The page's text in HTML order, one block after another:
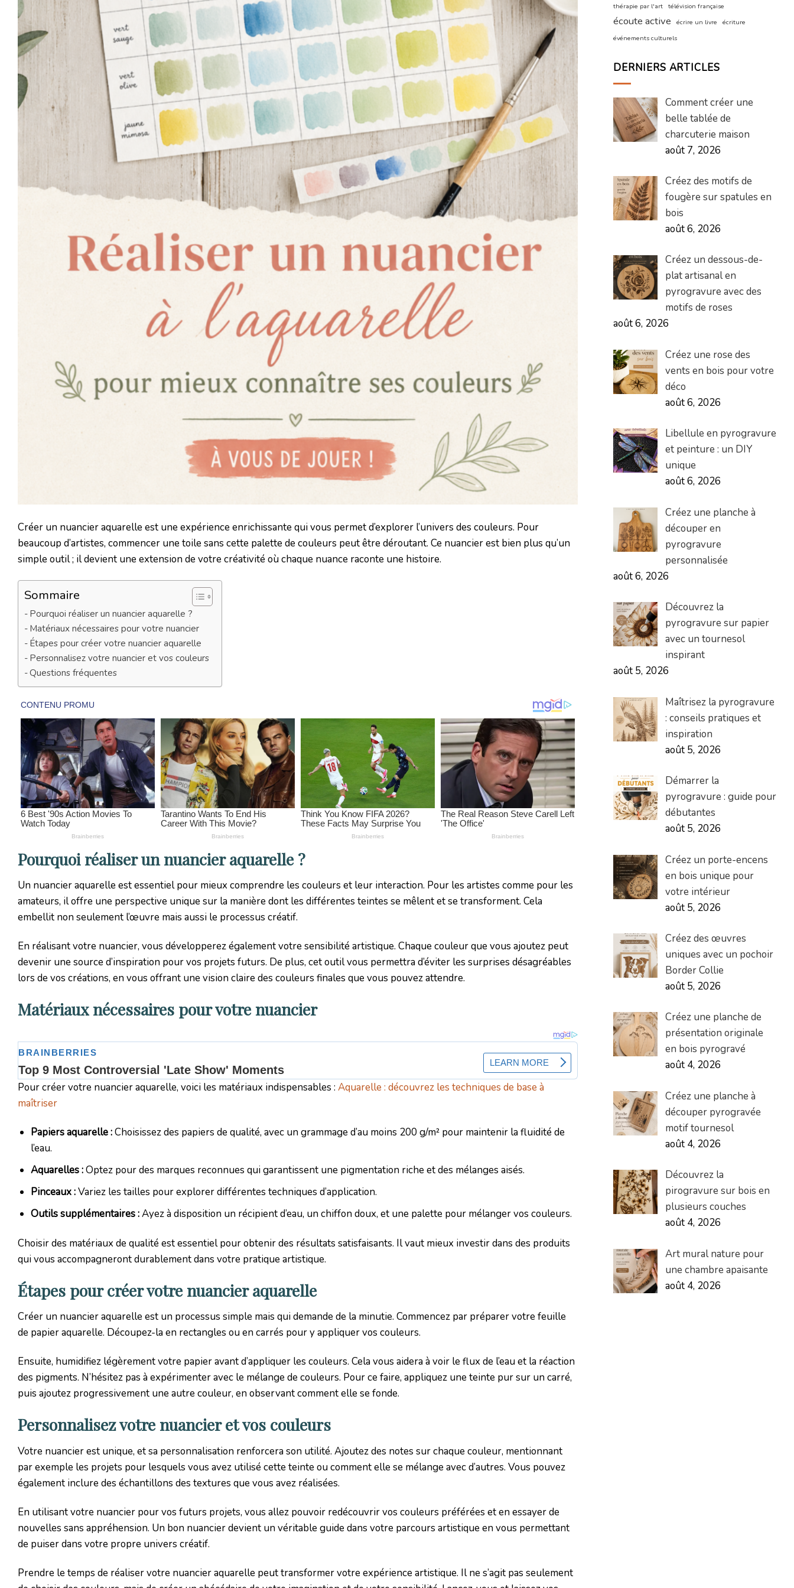
Créer un nuancier aquarelle est une expérience enrichissante qui vous permet d’explorer l’univers des couleurs. Pour
beaucoup d’artistes, commencer une toile sans cette palette de couleurs peut être déroutant. Ce nuancier est bien plus qu’un
simple outil ; il devient une extension de votre créativité où chaque nuance raconte une histoire.
Sommaire
Pourquoi réaliser un nuancier aquarelle ?
Matériaux nécessaires pour votre nuancier
Étapes pour créer votre nuancier aquarelle
Personnalisez votre nuancier et vos couleurs
Questions fréquentes
Pourquoi réaliser un nuancier aquarelle ?
Un nuancier aquarelle est essentiel pour mieux comprendre les couleurs et leur interaction. Pour les artistes comme pour les
amateurs, il offre une perspective unique sur la manière dont les différentes teintes se mêlent et se transforment. Cela
embellit non seulement l’œuvre mais aussi le processus créatif.
En réalisant votre nuancier, vous développerez également votre sensibilité artistique. Chaque couleur que vous ajoutez peut
devenir une source d’inspiration pour vos projets futurs. De plus, cet outil vous permettra d’éviter les surprises désagréables
lors de vos créations, en vous offrant une vision claire des couleurs finales que vous pouvez attendre.
Matériaux nécessaires pour votre nuancier
Pour créer votre nuancier aquarelle, voici les matériaux indispensables : Aquarelle : découvrez les techniques de base à
maîtriser
Papiers aquarelle :Choisissez des papiers de qualité, avec un grammage d’au moins 200 g/m² pour maintenir la fluidité de
l’eau.
Aquarelles :Optez pour des marques reconnues qui garantissent une pigmentation riche et des mélanges aisés.
Pinceaux :Variez les tailles pour explorer différentes techniques d’application.
Outils supplémentaires :Ayez à disposition un récipient d’eau, un chiffon doux, et une palette pour mélanger vos couleurs.
Choisir des matériaux de qualité est essentiel pour obtenir des résultats satisfaisants. Il vaut mieux investir dans des produits
qui vous accompagneront durablement dans votre pratique artistique.
Étapes pour créer votre nuancier aquarelle
Créer un nuancier aquarelle est un processus simple mais qui demande de la minutie. Commencez par préparer votre feuille
de papier aquarelle. Découpez-la en rectangles ou en carrés pour y appliquer vos couleurs.
Ensuite, humidifiez légèrement votre papier avant d’appliquer les couleurs. Cela vous aidera à voir le flux de l’eau et la réaction
des pigments. N’hésitez pas à expérimenter avec le mélange de couleurs. Pour ce faire, appliquez une teinte pur sur un carré,
puis ajoutez progressivement une autre couleur, en observant comment elle se fonde.
Personnalisez votre nuancier et vos couleurs
Votre nuancier est unique, et sa personnalisation renforcera son utilité. Ajoutez des notes sur chaque couleur, mentionnant
par exemple les projets pour lesquels vous avez utilisé cette teinte ou comment elle se mélange avec d’autres. Vous pouvez
également inclure des échantillons des textures que vous avez réalisées.
En utilisant votre nuancier pour vos futurs projets, vous allez pouvoir redécouvrir vos couleurs préférées et en essayer de
nouvelles sans appréhension. Un bon nuancier devient un véritable guide dans votre parcours artistique en vous permettant
de puiser dans votre propre univers créatif.
Prendre le temps de réaliser votre nuancier aquarelle peut transformer votre expérience artistique. Il ne s’agit pas seulement
thérapie par l'art télévision française
écoute active écrire un livre
écriture
événements culturels
DERNIERS ARTICLES
Comment créer une
belle tablée de
charcuterie maison
août 7, 2026
Créez des motifs de
fougère sur spatules en
bois
août 6, 2026
Créez un dessous-de-
plat artisanal en
pyrogravure avec des
motifs de roses
août 6, 2026
Créez une rose des
vents en bois pour votre
déco
août 6, 2026
Libellule en pyrogravure
et peinture : un DIY
unique
août 6, 2026
Créez une planche à
découper en
pyrogravure
personnalisée
août 6, 2026
Découvrez la
pyrogravure sur papier
avec un tournesol
inspirant
août 5, 2026
Maîtrisez la pyrogravure
: conseils pratiques et
inspiration
août 5, 2026
Démarrer la
pyrogravure : guide pour
débutantes
août 5, 2026
Créez un porte-encens
en bois unique pour
votre intérieur
août 5, 2026
Créez des œuvres
uniques avec un pochoir
Border Collie
août 5, 2026
Créez une planche de
présentation originale
en bois pyrogravé
août 4, 2026
Créez une planche à
découper pyrogravée
motif tournesol
août 4, 2026
Découvrez la
pirogravure sur bois en
plusieurs couches
août 4, 2026
Art mural nature pour
une chambre apaisante
août 4, 2026